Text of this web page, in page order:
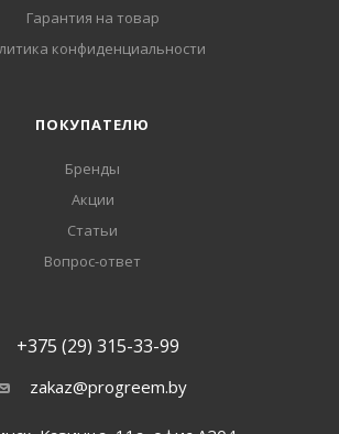
Гарантия на товар
конфиденциальности
ПОКУПАТЕЛЮ
Бренды
Акции
Статьи
Вопрос-ответ
+375 (29) 315-33-99
zakaz@progreem.by